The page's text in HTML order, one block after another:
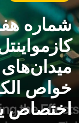
شماره
خواص
اختصاص